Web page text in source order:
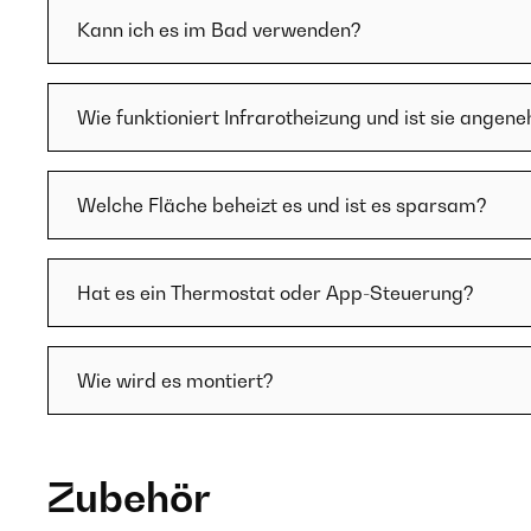
Kann ich es im Bad verwenden?
Wie funktioniert Infrarotheizung und ist sie
Welche Fläche beheizt es und ist es sparsam?
Hat es ein Thermostat oder App-Steuerung?
Wie wird es montiert?
Zubehör